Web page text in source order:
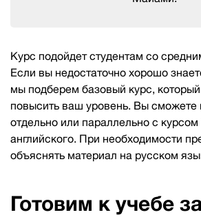
Курс подойдет студентам со
Если вы недостаточно хорошо
мы подберем базовый курс,
повысить ваш уровень. Вы сможете
отдельно или параллельно с
английского. При необходимости
объяснять материал на русском
Готовим к учебе за